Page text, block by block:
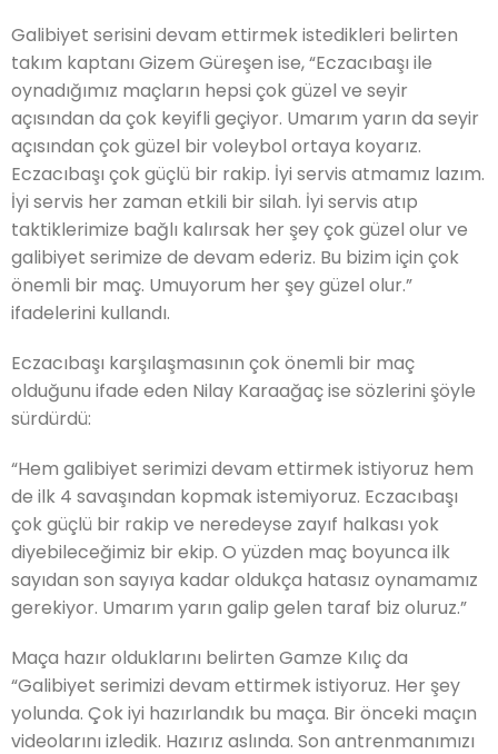
Galibiyet serisini devam ettirmek istedikleri belirten
takım kaptanı Gizem Güreşen ise, “Eczacıbaşı ile
oynadığımız maçların hepsi çok güzel ve seyir
açısından da çok keyifli geçiyor. Umarım yarın da seyir
açısından çok güzel bir voleybol ortaya koyarız.
Eczacıbaşı çok güçlü bir rakip. İyi servis atmamız lazım.
İyi servis her zaman etkili bir silah. İyi servis atıp
taktiklerimize bağlı kalırsak her şey çok güzel olur ve
galibiyet serimize de devam ederiz. Bu bizim için çok
önemli bir maç. Umuyorum her şey güzel olur.”
ifadelerini kullandı.
Eczacıbaşı karşılaşmasının çok önemli bir maç
olduğunu ifade eden Nilay Karaağaç ise sözlerini şöyle
sürdürdü:
“Hem galibiyet serimizi devam ettirmek istiyoruz hem
de ilk 4 savaşından kopmak istemiyoruz. Eczacıbaşı
çok güçlü bir rakip ve neredeyse zayıf halkası yok
diyebileceğimiz bir ekip. O yüzden maç boyunca ilk
sayıdan son sayıya kadar oldukça hatasız oynamamız
gerekiyor. Umarım yarın galip gelen taraf biz oluruz.”
Maça hazır olduklarını belirten Gamze Kılıç da
“Galibiyet serimizi devam ettirmek istiyoruz. Her şey
yolunda. Çok iyi hazırlandık bu maça. Bir önceki maçın
videolarını izledik. Hazırız aslında. Son antrenmanımızı